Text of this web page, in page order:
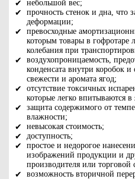
небольшой вес;
прочность стенок и дна, что
деформации;
превосходные
которым товары в гофротаре
колебания при
воздухопроницаемость,
конденсата внутри коробок
свежести и аромата ягод;
отсутствие токсичных
которые легко впитываются в
защита содержимого от
влажности;
невысокая стоимость;
доступность;
простое и недорогое
изображений продукции и
производителя или торговой
возможность вторичной